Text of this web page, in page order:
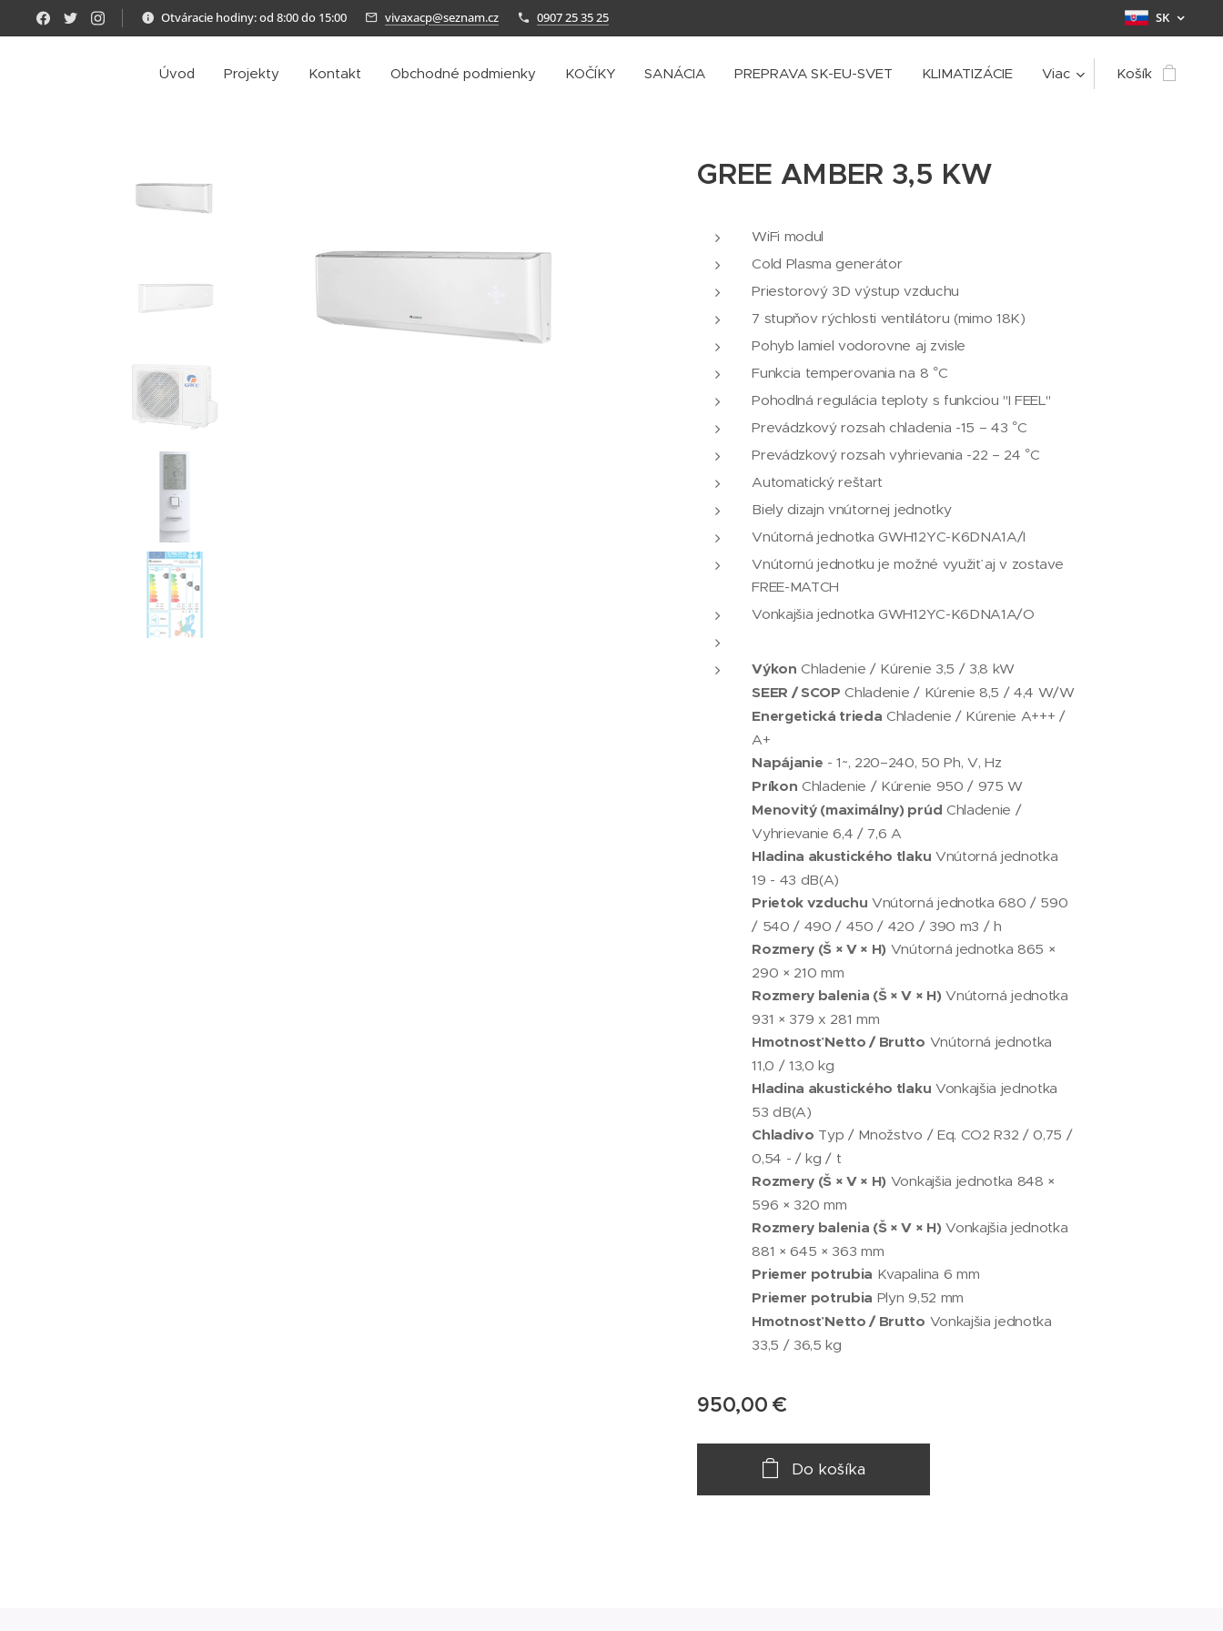
Otváracie hodiny: od 8:00 do 15:00 vivaxacp@seznam.cz 0907 25 35 25 SK
Úvod Projekty Kontakt Obchodné podmienky KOČÍKY SANÁCIA PREPRAVA SK-EU-SVET KLIMATIZÁCIE Viac Košík
GREE AMBER 3,5 KW
WiFi modul
Cold Plasma generátor
Priestorový 3D výstup vzduchu
7 stupňov rýchlosti ventilátoru (mimo 18K)
Pohyb lamiel vodorovne aj zvisle
Funkcia temperovania na 8 °C
Pohodlná regulácia teploty s funkciou "I FEEL"
Prevádzkový rozsah chladenia -15 – 43 °C
Prevádzkový rozsah vyhrievania -22 – 24 °C
Automatický reštart
Biely dizajn vnútornej jednotky
Vnútorná jednotka GWH12YC-K6DNA1A/I
Vnútornú jednotku je možné využiť aj v zostave
FREE-MATCH
Vonkajšia jednotka GWH12YC-K6DNA1A/O
Výkon Chladenie / Kúrenie 3,5 / 3,8 kW
SEER / SCOP Chladenie / Kúrenie 8,5 / 4,4 W/W
Energetická trieda Chladenie / Kúrenie A+++ /
A+
Napájanie - 1~, 220–240, 50 Ph, V, Hz
Príkon Chladenie / Kúrenie 950 / 975 W
Menovitý (maximálny) prúd Chladenie /
Vyhrievanie 6,4 / 7,6 A
Hladina akustického tlaku Vnútorná jednotka
19 - 43 dB(A)
Prietok vzduchu Vnútorná jednotka 680 / 590
/ 540 / 490 / 450 / 420 / 390 m3 / h
Rozmery (Š × V × H) Vnútorná jednotka 865 ×
290 × 210 mm
Rozmery balenia (Š × V × H) Vnútorná jednotka
931 × 379 x 281 mm
Hmotnosť Netto / Brutto Vnútorná jednotka
11,0 / 13,0 kg
Hladina akustického tlaku Vonkajšia jednotka
53 dB(A)
Chladivo Typ / Množstvo / Eq. CO2 R32 / 0,75 /
0,54 - / kg / t
Rozmery (Š × V × H) Vonkajšia jednotka 848 ×
596 × 320 mm
Rozmery balenia (Š × V × H) Vonkajšia jednotka
881 × 645 × 363 mm
Priemer potrubia Kvapalina 6 mm
Priemer potrubia Plyn 9,52 mm
Hmotnosť Netto / Brutto Vonkajšia jednotka
33,5 / 36,5 kg
950,00 €
Do košíka